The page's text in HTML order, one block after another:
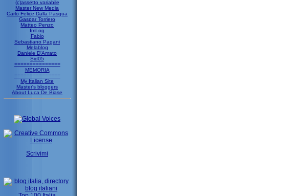
(c)assetto variabile
Master New Media
Carlo Felice Dalla Pasqua
Gaspar Torriero
Matteo Penzo
ImLog
Fabio
Sebastiano Pagani
Melablog
Daniele D'Amato
Sid05
===============
MEMORIA
===============
My Italian Site
Master's bloggers
About Luca De Biase
Scrivimi